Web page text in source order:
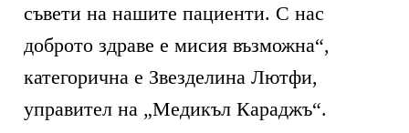
съвети на нашите пациенти. С нас
доброто здраве е мисия възможна“,
категорична е Звезделина Лютфи,
управител на „Медикъл Караджъ“.